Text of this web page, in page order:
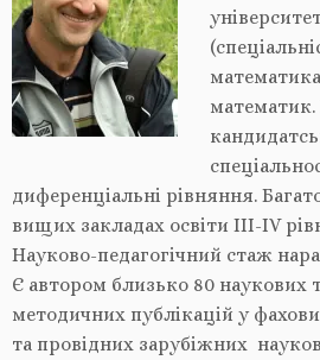
математик.
диференціальні рівняння.
вищих закладах освіти III-IV
Науково-педагогічний стаж
Є автором близько 80 наукових
методичних публікацій у
та провідних зарубіжних